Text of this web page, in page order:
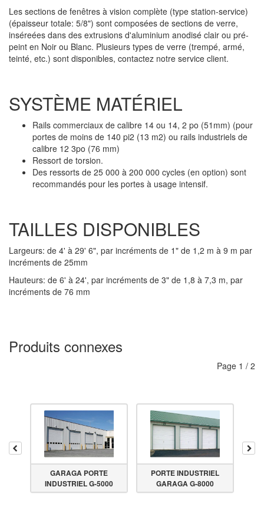
Les sections de fenêtres à vision complète (type station-service)
(épaisseur totale: 5/8") sont composées de sections de verre,
inséreées dans des extrusions d'aluminium anodisé clair ou pré-
peint en Noir ou Blanc. Plusieurs types de verre (trempé, armé,
teinté, etc.) sont disponibles, contactez notre service client.
SYSTÈME MATÉRIEL
Rails commerciaux de calibre 14 ou 14, 2 po (51mm) (pour
portes de moins de 140 pi2 (13 m2) ou rails industriels de
calibre 12 3po (76 mm)
Ressort de torsion.
Des ressorts de 25 000 à 200 000 cycles (en option) sont
recommandés pour les portes à usage intensif.
TAILLES DISPONIBLES
Largeurs: de 4' à 29' 6", par incréments de 1" de 1,2 m à 9 m par
incréments de 25mm
Hauteurs: de 6' à 24', par incréments de 3" de 1,8 à 7,3 m, par
incréments de 76 mm
Produits connexes
Page 1 / 2
GARAGA PORTE
INDUSTRIEL G-5000
PORTE INDUSTRIEL
GARAGA G-8000